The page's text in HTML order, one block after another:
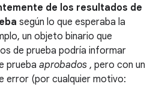
de los resultados de
según lo que esperaba la
un objeto binario que
de prueba podría informar
prueba aprobados , pero con un
error (por cualquier motivo: